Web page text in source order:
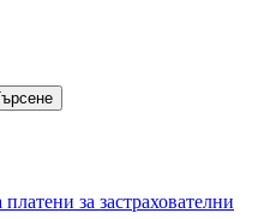
за застрахователни